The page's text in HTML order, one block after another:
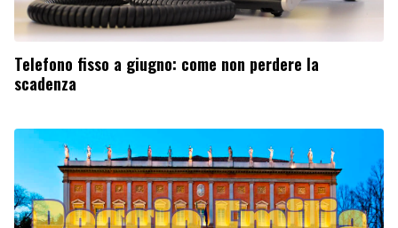
Telefono fisso a giugno: come non perdere la
scadenza